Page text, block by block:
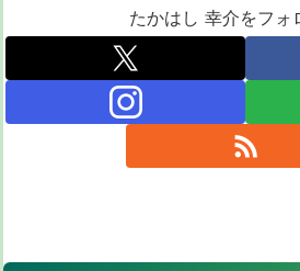
たかはし 幸介をフォ